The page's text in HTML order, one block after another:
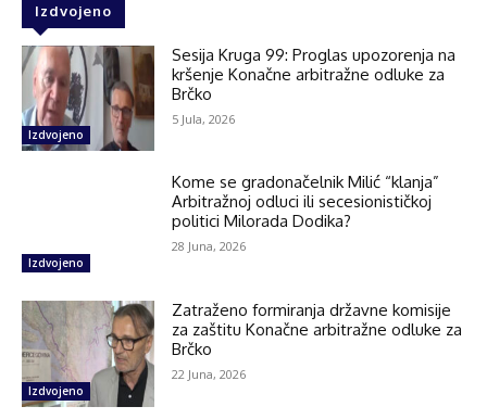
Izdvojeno
Izdvojeno
Sesija Kruga 99: Proglas upozorenja na
kršenje Konačne arbitražne odluke za
Brčko
5 Jula, 2026
Izdvojeno
Kome se gradonačelnik Milić “klanja”
Arbitražnoj odluci ili secesionističkoj
politici Milorada Dodika?
28 Juna, 2026
Izdvojeno
Zatraženo formiranja državne komisije
za zaštitu Konačne arbitražne odluke za
Brčko
22 Juna, 2026